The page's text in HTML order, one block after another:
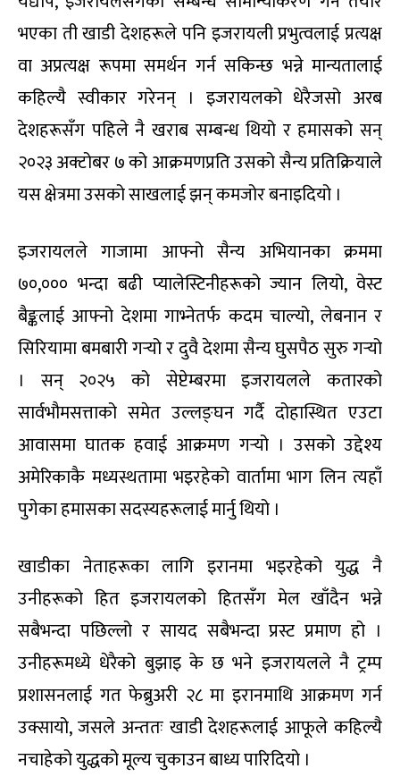
भएका ती खाडी देशहरूले पनि इजरायली प्रभुत्वलाई प्रत्यक्ष
वा अप्रत्यक्ष रूपमा समर्थन गर्न सकिन्छ भन्ने मान्यतालाई
कहिल्यै स्वीकार गरेनन् । इजरायलको धेरैजसो अरब
देशहरूसँग पहिले नै खराब सम्बन्ध थियो र हमासको सन्
२०२३ अक्टोबर ७ को आक्रमणप्रति उसको सैन्य प्रतिक्रियाले
यस क्षेत्रमा उसको साखलाई झन् कमजोर बनाइदियो ।
इजरायलले गाजामा आफ्नो सैन्य अभियानका क्रममा
७०,००० भन्दा बढी प्यालेस्टिनीहरूको ज्यान लियो, वेस्ट
बैङ्कलाई आफ्नो देशमा गाभ्नेतर्फ कदम चाल्यो, लेबनान र
सिरियामा बमबारी गर्‍यो र दुवै देशमा सैन्य घुसपैठ सुरु गर्‍यो
। सन् २०२५ को सेप्टेम्बरमा इजरायलले कतारको
सार्वभौमसत्ताको समेत उल्लङ्घन गर्दै दोहास्थित एउटा
आवासमा घातक हवाई आक्रमण गर्‍यो । उसको उद्देश्य
अमेरिकाकै मध्यस्थतामा भइरहेको वार्तामा भाग लिन त्यहाँ
पुगेका हमासका सदस्यहरूलाई मार्नु थियो ।
खाडीका नेताहरूका लागि इरानमा भइरहेको युद्ध नै
उनीहरूको हित इजरायलको हितसँग मेल खाँदैन भन्ने
सबैभन्दा पछिल्लो र सायद सबैभन्दा प्रस्ट प्रमाण हो ।
उनीहरूमध्ये धेरैको बुझाइ के छ भने इजरायलले नै ट्रम्प
प्रशासनलाई गत फेब्रुअरी २८ मा इरानमाथि आक्रमण गर्न
उक्सायो, जसले अन्ततः खाडी देशहरूलाई आफूले कहिल्यै
नचाहेको युद्धको मूल्य चुकाउन बाध्य पारिदियो ।